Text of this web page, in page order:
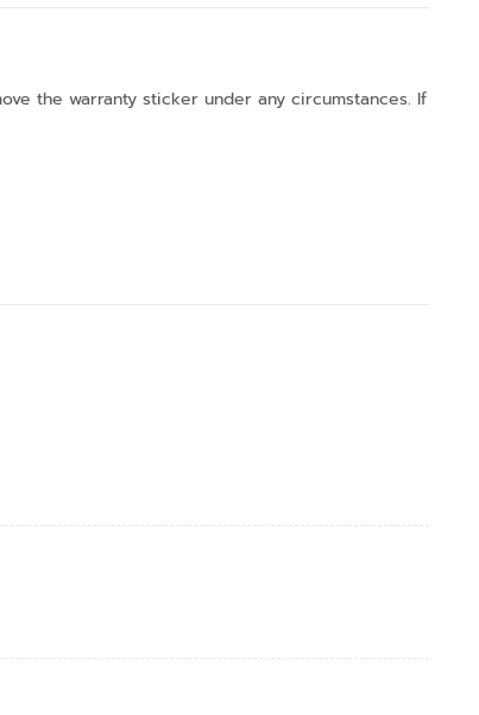
the warranty sticker under any circumstances. If